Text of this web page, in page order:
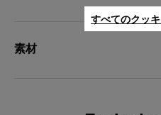
素材
すべてのクッ